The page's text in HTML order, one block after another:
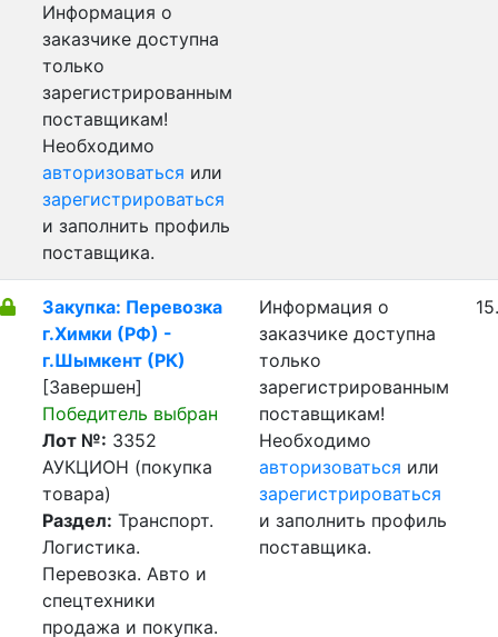
Информация о
заказчике доступна
только
зарегистрированным
поставщикам!
Необходимо
авторизоваться или
зарегистрироваться
и заполнить профиль
поставщика.
Закупка: Перевозка
г.Химки (РФ) -
г.Шымкент (РК)
[Завершен]
Победитель выбран
Лот №: 3352
АУКЦИОН (покупка
товара)
Раздел: Транспорт.
Логистика.
Перевозка. Авто и
спецтехники
продажа и покупка.
Информация о
заказчике доступна
только
зарегистрированным
поставщикам!
Необходимо
авторизоваться или
зарегистрироваться
и заполнить профиль
поставщика.